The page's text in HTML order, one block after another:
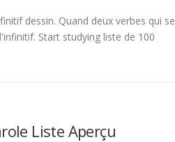
dessin. Quand deux verbes qui se
Start studying liste de 100
Liste Aperçu